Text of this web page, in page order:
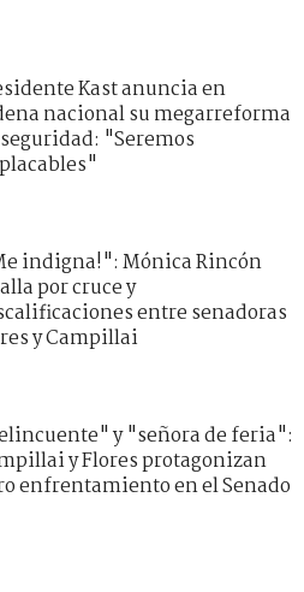
Kast anuncia en
nacional su megarreforma
"Seremos
indigna!": Mónica Rincón
por cruce y
entre senadoras
y Campillai
y "señora de feria":
y Flores protagonizan
enfrentamiento en el Senado